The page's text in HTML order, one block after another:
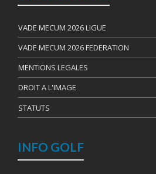
VADE MECUM 2026 LIGUE
VADE MECUM 2026 FEDERATION
MENTIONS LEGALES
DROIT A L'IMAGE
STATUTS
INFO GOLF